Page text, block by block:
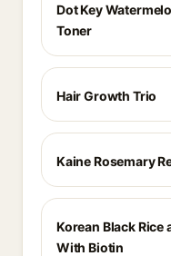
Dot Key
Toner
Hair Growth Trio
Kaine Rosemary
Korean Black Rice
With Biotin